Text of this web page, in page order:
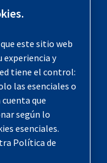
este sitio web
y
tiene el control:
las esenciales o
que
según lo
esenciales.
Política de